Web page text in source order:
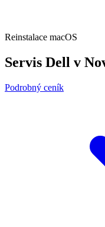
Reinstalace macOS
Servis Dell v
Podrobný ceník